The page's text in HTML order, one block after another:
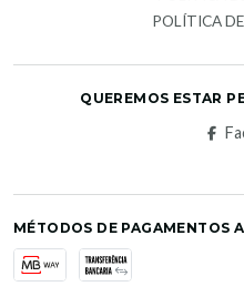
POLÍTICA
QUEREMOS ESTAR
MÉTODOS DE PAGAMENTOS